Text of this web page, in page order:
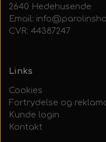
2640 Hedehusende
Email:
CVR: 44387247
Links
Cookies
Fortrydelse og
Kunde login
Kontakt